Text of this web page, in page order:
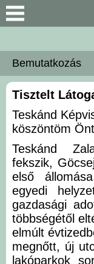
Keresés
Közös
Hivatal
Naptár
Választási
Bemutatkozás
Falutörténet
Hírek
Önkormányzat
Bemutatkozás
Tisztelt
Teskánd
köszöntöm
Teskánd
fekszik,
első
egyedi
gazdasági
többségétől
elmúlt
megnőtt, új
lakóparkok